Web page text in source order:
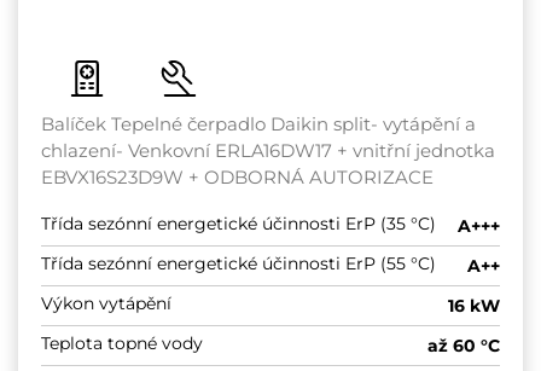
Balíček Tepelné čerpadlo Daikin split- vytápění a
chlazení- Venkovní ERLA16DW17 + vnitřní jednotka
EBVX16S23D9W + ODBORNÁ AUTORIZACE
Třída sezónní energetické účinnosti ErP (35 °C)
A+++
Třída sezónní energetické účinnosti ErP (55 °C)
A++
Výkon vytápění
16 kW
Teplota topné vody
až 60 °C